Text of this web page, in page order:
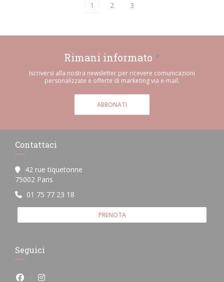
1 2 3
Rimani informato *
Iscriversi alla nostra newsletter per ricevere comunicazioni
personalizzate e offerte di marketing via e-mail.
ABBONATI
Contattaci
42 rue tiquetonne
75002 Paris
01 75 77 23 18
PRENOTA
Seguici